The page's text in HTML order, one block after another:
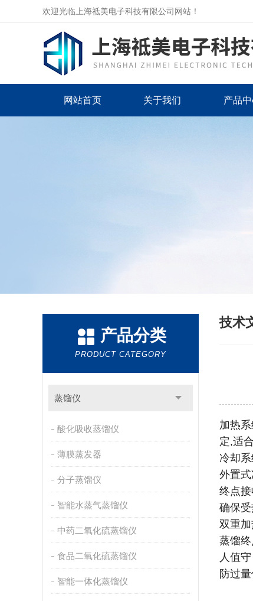
欢迎光临上海祗美电子科技有限公司网站！
网站首页 关于我们 产品
产品分类
PRODUCT CATEGORY
蒸馏仪
酸化吸收蒸馏仪
薄膜蒸发器
分子蒸馏仪
智能水蒸气蒸馏仪
中药二氧化硫蒸馏仪
食品二氧化硫蒸馏仪
智能一体化蒸馏仪
技术
加热
定,适
冷却
外置式
终点
确保受
双重
蒸馏
人值守
防过